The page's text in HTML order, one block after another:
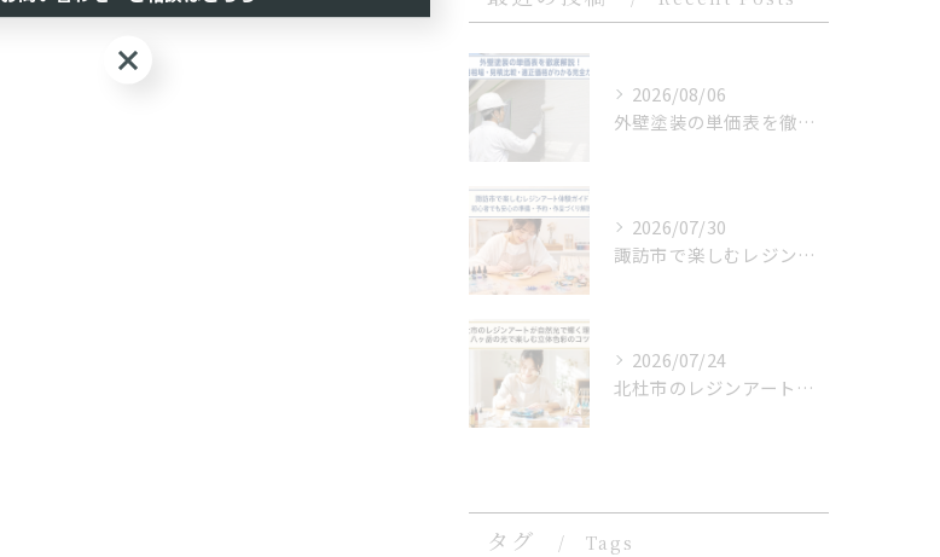
2026/08/06
外壁塗装の単価表を徹底解説！費用相場・見積比較・適正価格がわかる完全ガイド
2026/07/30
諏訪市で楽しむレジンアート体験ガイド｜初心者でも安心の準備・予約・作品づくり解説
2026/07/24
北杜市のレジンアートが自然光で輝く理由と八ヶ岳の光で楽しむ立体色彩のコツ
タグ Tags
お問い合わせ・ご相談はこちら